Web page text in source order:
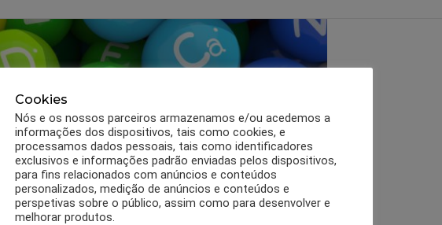
Cookies
Nós e os nossos parceiros armazenamos e/ou acedemos a
informações dos dispositivos, tais como cookies, e
processamos dados pessoais, tais como identificadores
exclusivos e informações padrão enviadas pelos dispositivos,
para fins relacionados com anúncios e conteúdos
personalizados, medição de anúncios e conteúdos e
perspetivas sobre o público, assim como para desenvolver e
melhorar produtos.